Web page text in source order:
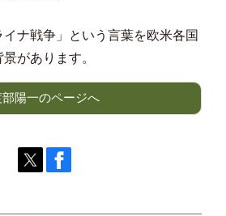
ナ戦争」という言葉を欧米各国
があります。
部陽一のページへ